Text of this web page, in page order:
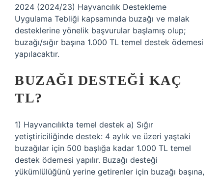
2024 (2024/23) Hayvancılık Destekleme
Uygulama Tebliği kapsamında buzağı ve malak
desteklerine yönelik başvurular başlamış olup;
buzağı/sığır başına 1.000 TL temel destek ödemesi
yapılacaktır.
BUZAĞI DESTEĞI KAÇ
TL?
1) Hayvancılıkta temel destek a) Sığır
yetiştiriciliğinde destek: 4 aylık ve üzeri yaştaki
buzağılar için 500 başlığa kadar 1.000 TL temel
destek ödemesi yapılır. Buzağı desteği
yükümlülüğünü yerine getirenler için buzağı başına,